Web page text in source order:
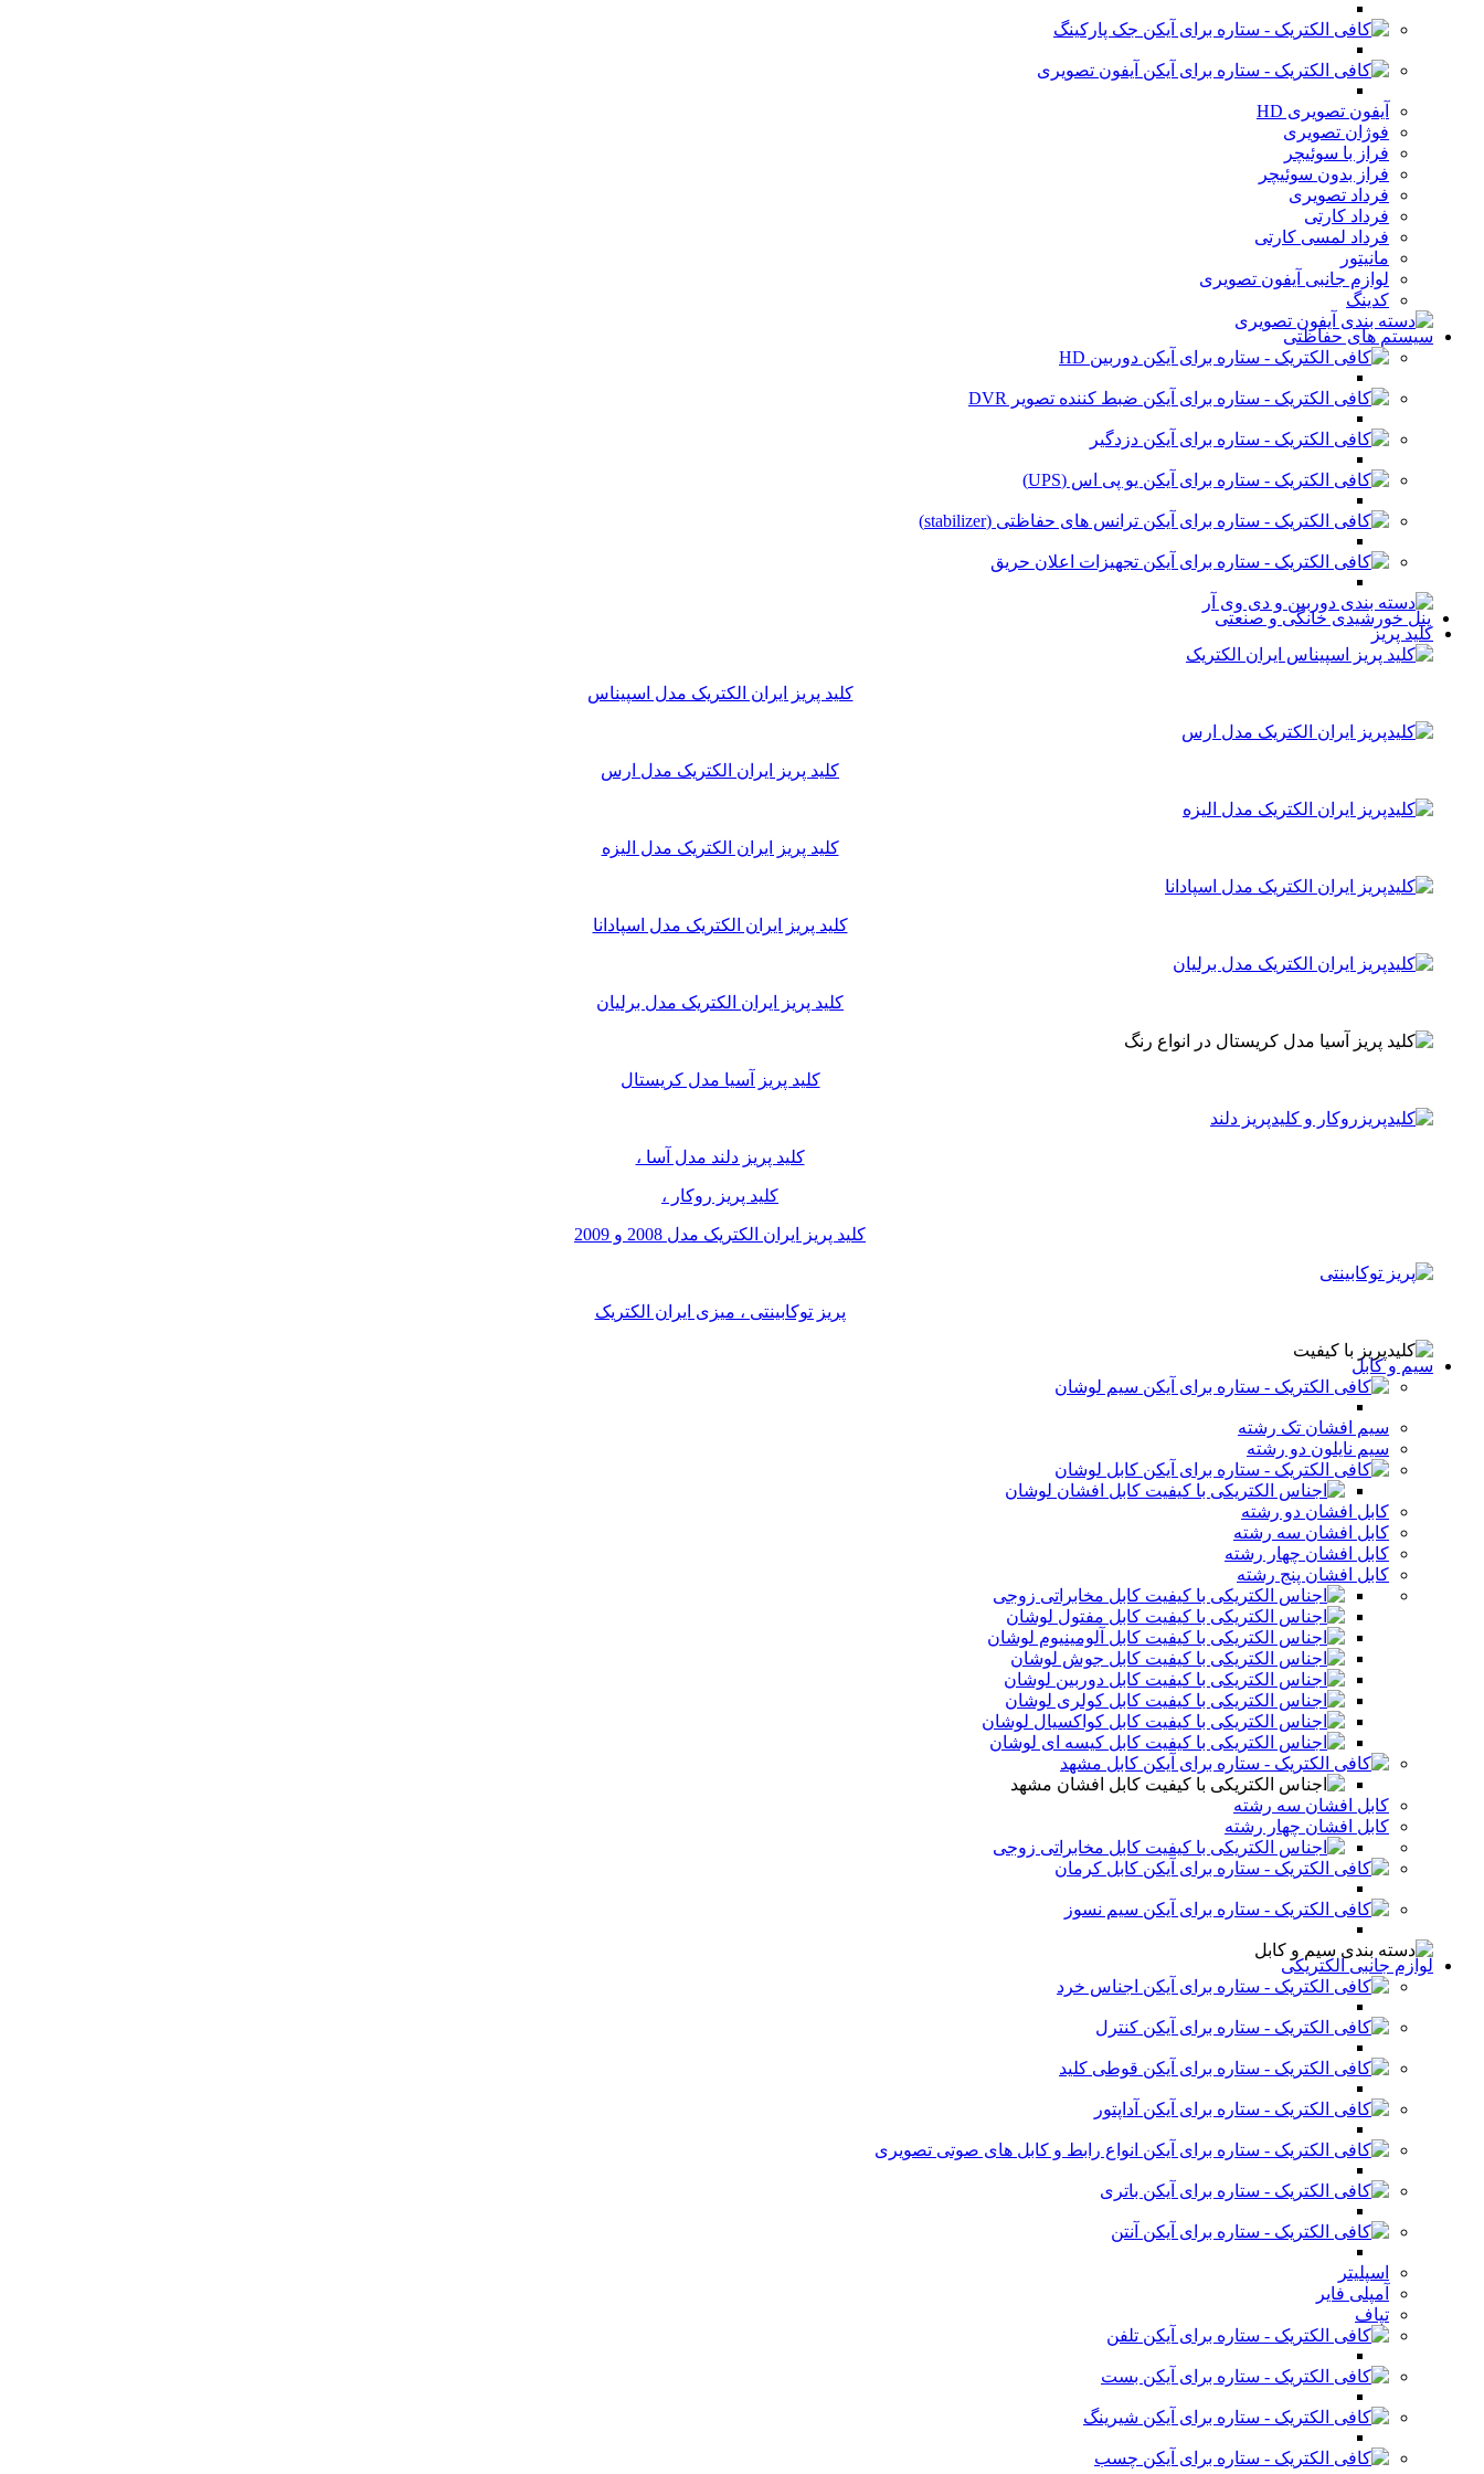
جک پارکینگ
آیفون تصویری
آیفون تصویری HD
فوژان تصویری
فراز با سوئیچر
فراز بدون سوئیچر
فرداد تصویری
فرداد کارتی
فرداد لمسی کارتی
مانیتور
لوازم جانبی آیفون تصویری
کدینگ
سیستم های حفاظتی
دوربین HD
ضبط کننده تصویر DVR
دزدگیر
یو پی اس (UPS)
ترانس های حفاظتی (stabilizer)
تجهیزات اعلان حریق
پنل خورشیدی خانگی و صنعتی
کلید پریز
کلید پریز ایران الکتریک مدل اسپیناس
کلید پریز ایران الکتریک مدل ارس
کلید پریز ایران الکتریک مدل الیزه
کلید پریز ایران الکتریک مدل اسپادانا
کلید پریز ایران الکتریک مدل برلیان
کلید پریز آسیا مدل کریستال
کلید پریز دلند مدل آسا ،
کلید پریز روکار ،
کلید پریز ایران الکتریک مدل 2008 و 2009
پریز توکابینتی ، میزی ایران الکتریک
سیم و کابل
سیم لوشان
سیم افشان تک رشته
سیم نایلون دو رشته
کابل لوشان
کابل افشان لوشان
کابل افشان دو رشته
کابل افشان سه رشته
کابل افشان چهار رشته
کابل افشان پنج رشته
کابل مخابراتی زوجی
کابل مفتول لوشان
کابل آلومینیوم لوشان
کابل جوش لوشان
کابل دوربین لوشان
کابل کولری لوشان
کابل کواکسیال لوشان
کابل کیسه ای لوشان
کابل مشهد
کابل افشان مشهد
کابل افشان سه رشته
کابل افشان چهار رشته
کابل مخابراتی زوجی
کابل کرمان
سیم نسوز
لوازم جانبی الکتریکی
اجناس خرد
کنترل
قوطی کلید
آداپتور
انواع رابط و کابل های صوتی تصویری
باتری
آنتن
اسپلیتر
آمپلی فایر
تپاف
تلفن
بست
شیرینگ
چسب